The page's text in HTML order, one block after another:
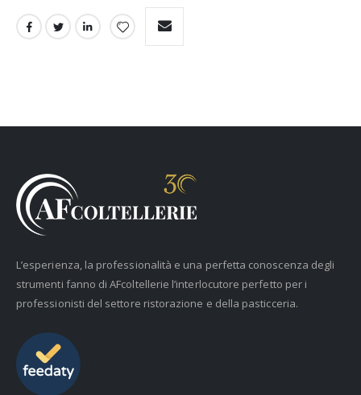
L’esperienza, la professionalità e una perfetta conoscenza degli
strumenti fanno di AFcoltellerie l’interlocutore perfetto per i
professionisti del settore ristorazione e della pasticceria.